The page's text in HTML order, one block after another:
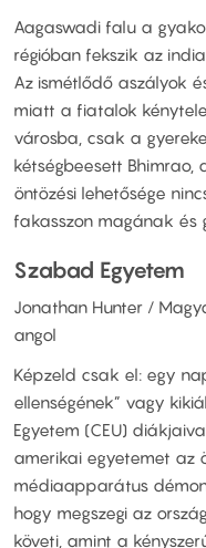
Aagaswadi falu a
régióban fekszik az
Az ismétlődő aszályok
miatt a fiatalok
városba, csak a
kétségbeesett Bhimrao,
öntözési lehetősége
fakasszon magának és
Szabad Egyetem
Jonathan Hunter /
angol
Képzeld csak el: egy
ellenségének” vagy
Egyetem (CEU)
amerikai egyetemet az
médiaapparátus
hogy megszegi az
követi, amint a